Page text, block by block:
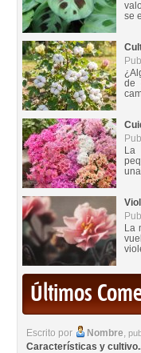
se
de
La
Últimos
Escrito por Nombre,
Características y